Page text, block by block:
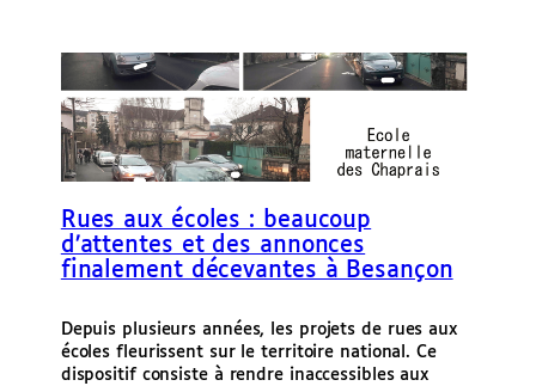
Rues aux écoles : beaucoup
d’attentes et des annonces
finalement décevantes à Besançon
Depuis plusieurs années, les projets de rues aux
écoles fleurissent sur le territoire national. Ce
dispositif consiste à rendre inaccessibles aux